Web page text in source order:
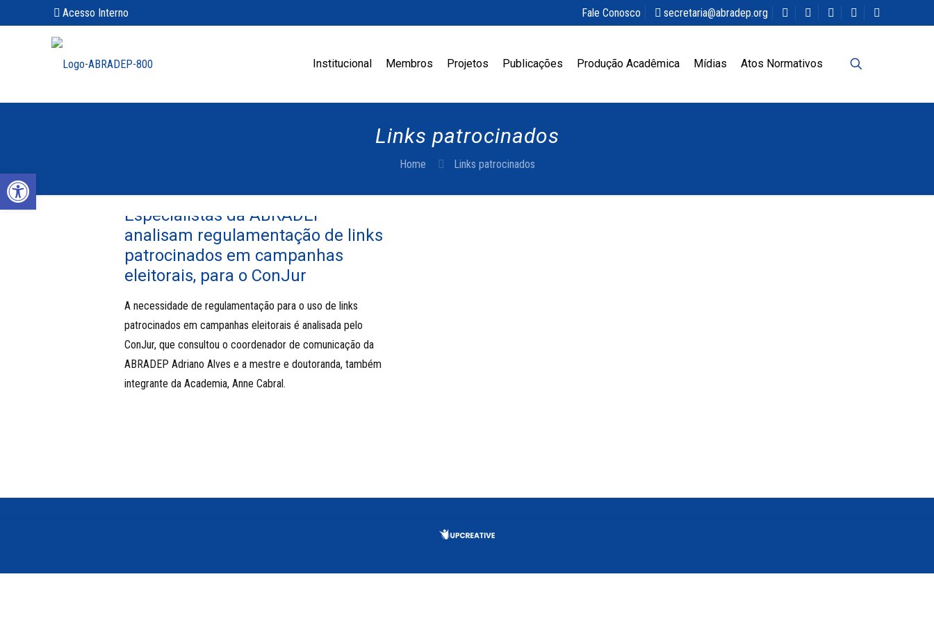
Acesso Interno Fale Conosco secretaria@abradep.org
Institucional Membros Projetos Publicações Produção Acadêmica Mídias Atos Normativos
Links patrocinados
Home Links patrocinados
Especialistas da ABRADEP
analisam regulamentação de links
patrocinados em campanhas
eleitorais, para o ConJur
A necessidade de regulamentação para o uso de links
patrocinados em campanhas eleitorais é analisada pelo
ConJur, que consultou o coordenador de comunicação da
ABRADEP Adriano Alves e a mestre e doutoranda, também
integrante da Academia, Anne Cabral.
Abrir a barra de ferramentas